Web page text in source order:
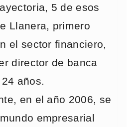
5 de esos
Llanera, primero
el sector financiero,
director de banca
años.
en el año 2006, se
empresarial